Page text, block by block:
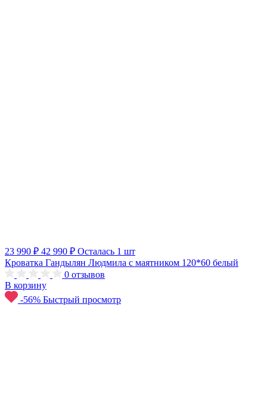
23 990 ₽ 42 990 ₽ Осталась 1 шт
Кроватка Гандылян Людмила с маятником 120*60 белый
0 отзывов
В корзину
-56% Быстрый просмотр